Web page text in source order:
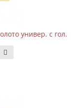
универ. с гол.